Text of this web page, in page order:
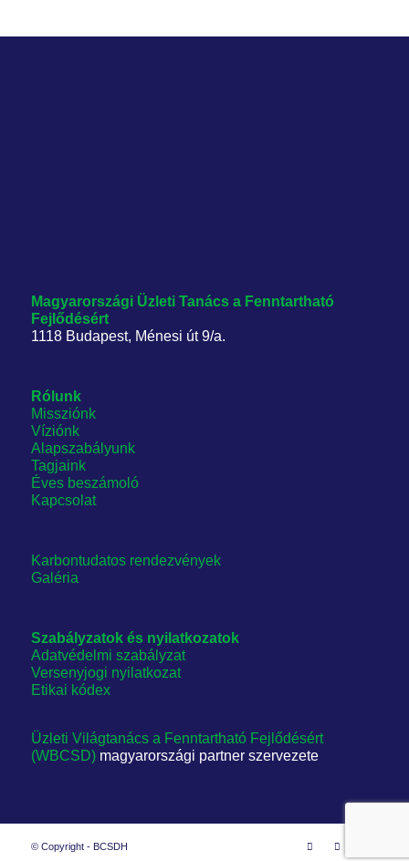
Magyarországi Üzleti Tanács a Fenntartható
Fejlődésért
1118 Budapest, Ménesi út 9/a.
Rólunk
Missziónk
Víziónk
Alapszabályunk
Tagjaink
Éves beszámoló
Kapcsolat
Karbontudatos rendezvények
Galéria
Szabályzatok és nyilatkozatok
Adatvédelmi szabályzat
Versenyjogi nyilatkozat
Etikai kódex
Üzleti Világtanács a Fenntartható Fejlődésért
(WBCSD)magyarországi partner szervezete
© Copyright - BCSDH